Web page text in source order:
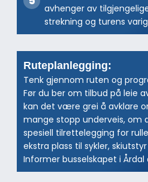
avhenger av
strekning og turens
Ruteplanlegging:
Tenk gjennom ruten og
Før du ber om tilbud på leie
kan det være grei å avklare
mange stopp underveis, om
spesiell tilrettelegging for
ekstra plass til sykler,
Informer busselskapet i Årdal